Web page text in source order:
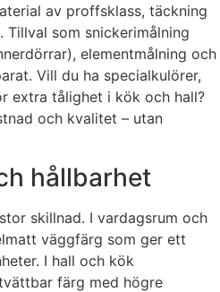
av proffsklass, täckning
som snickerimålning
elementmålning och
Vill du ha specialkulörer,
extra tålighet i kök och hall?
och kvalitet – utan
hållbarhet
skillnad. I vardagsrum och
väggfärg som ger ett
I hall och kök
färg med högre